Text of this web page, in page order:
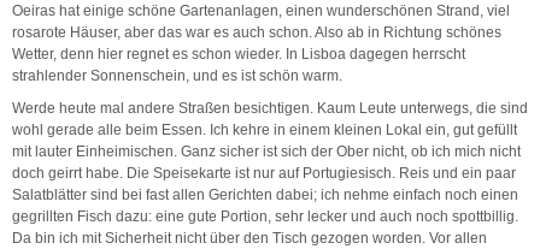
Oeiras hat einige schöne Gartenanlagen, einen wunderschönen Strand, viel
rosarote Häuser, aber das war es auch schon. Also ab in Richtung schönes
Wetter, denn hier regnet es schon wieder. In Lisboa dagegen herrscht
strahlender Sonnenschein, und es ist schön warm.
Werde heute mal andere Straßen besichtigen. Kaum Leute unterwegs, die sind
wohl gerade alle beim Essen. Ich kehre in einem kleinen Lokal ein, gut gefüllt
mit lauter Einheimischen. Ganz sicher ist sich der Ober nicht, ob ich mich nicht
doch geirrt habe. Die Speisekarte ist nur auf Portugiesisch. Reis und ein paar
Salatblätter sind bei fast allen Gerichten dabei; ich nehme einfach noch einen
gegrillten Fisch dazu: eine gute Portion, sehr lecker und auch noch spottbillig.
Da bin ich mit Sicherheit nicht über den Tisch gezogen worden. Vor allen